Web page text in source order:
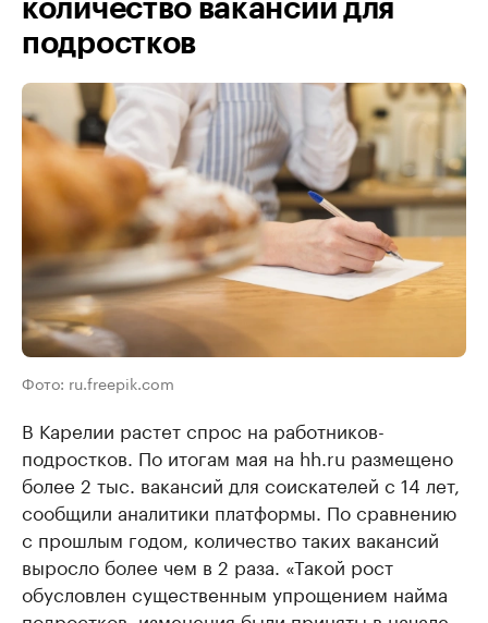
количество вакансий для
подростков
Фото: ru.freepik.com
В Карелии растет спрос на работников-
подростков. По итогам мая на hh.ru размещено
более 2 тыс. вакансий для соискателей с 14 лет,
сообщили аналитики платформы. По сравнению
с прошлым годом, количество таких вакансий
выросло более чем в 2 раза. «Такой рост
обусловлен существенным упрощением найма